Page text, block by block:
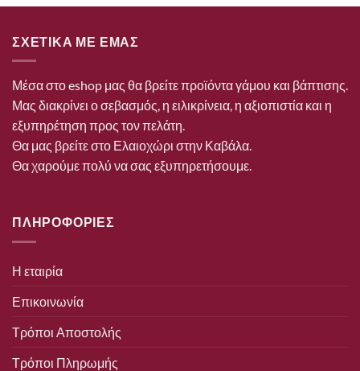
ΣΧΕΤΙΚΑ ΜΕ ΕΜΑΣ
Μέσα στο eshop μας θα βρείτε προϊόντα γάμου και βάπτισης.
Μας διακρίνει ο σεβασμός, η ειλικρίνεια, η αξιοπιστία και η
εξυπηρέτηση προς τον πελάτη.
Θα μας βρείτε στο Ελαιοχώρι στην Καβάλα.
Θα χαρούμε πολύ να σας εξυπηρετήσουμε.
ΠΛΗΡΟΦΟΡΙΕΣ
Η εταιρία
Επικοινωνία
Τρόποι Αποστολής
Τρόποι Πληρωμής